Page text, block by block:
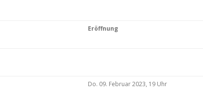
Eröffnung
Do. 09. Februar 2023, 19 Uhr